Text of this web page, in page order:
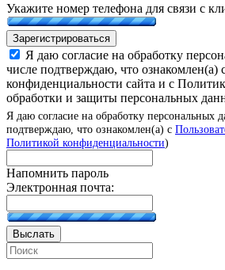
Укажите номер телефона для связи с
Зарегистрироваться
Я даю согласие на обработку
числе подтверждаю, что ознакомлен(а)
конфиденциальности сайта и с
обработки и защиты персональных
Я даю согласие на обработку персональных
подтверждаю, что ознакомлен(а) с
Политикой конфиденциальности)
Напомнить пароль
Электронная почта:
Выслать